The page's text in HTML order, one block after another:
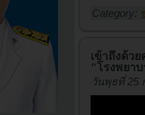
Category:
เข้าถึงด้ว
"โรงพยา
วันพุธที่ 25